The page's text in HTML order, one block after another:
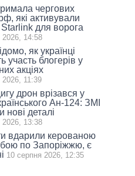
чергових
які активували
Starlink для ворога
2026, 14:58
як українці
участь блогерів у
акціях
2026, 11:39
дрон врізався у
Ан-124: ЗМІ
нові деталі
2026, 13:38
вдарили керованою
по Запоріжжю, є
10 серпня 2026, 12:35